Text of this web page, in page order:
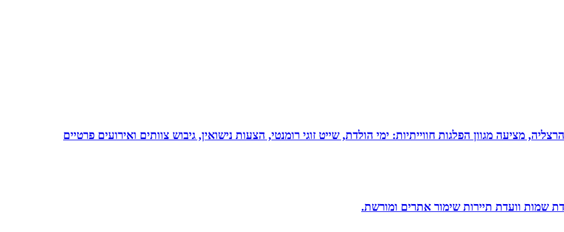
מציעה מגוון הפלגות חווייתיות: ימי הולדת, שייט זוגי רומנטי, הצעות נישואין, גיבוש צוותים ואירועים פרטיים
שמות וועדת תיירות שימור אתרים ומורשת.